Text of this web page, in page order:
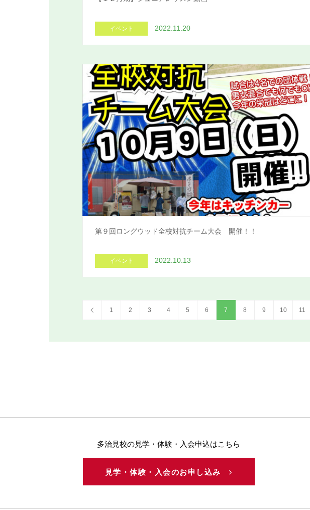
イベント 2022.11.20
第９回ロングウッド全校対抗チーム大会 開催！！
イベント 2022.10.13
1 2 3 4 5 6 7 8 9 10 11
多治見校の見学・体験・入会申込はこちら
見学・体験・入会のお申し込み